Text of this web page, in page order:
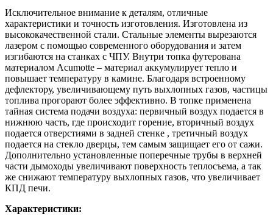
Исключительное внимание к деталям, отличные
характеристики и точность изготовления. Изготовлена из
высококачественной стали. Стальные элементы вырезаются
лазером с помощью современного оборудования и затем
изгибаются на станках с ЧПУ. Внутри топка футерована
материалом Acumotte – материал аккумулирует тепло и
повышает температуру в камине. Благодаря встроенному
дефлектору, увеличивающему путь выхлопных газов, частицы
топлива прогорают более эффективно. В топке применена
тайная система подачи воздуха: первичный воздух подается в
нижнюю часть, где происходит горение, вторичный воздух
подается отверстиями в задней стенке , третичный воздух
подается на стекло дверцы, тем самым защищает его от сажи.
Дополнительно установленные поперечные трубы в верхней
части дымоходы увеличивают поверхность теплосъема, а так
же снижают температуру выхлопных газов, что увеличивает
КПД печи.
Характеристики: